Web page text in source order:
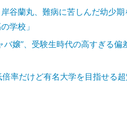
岸谷蘭丸、難病に苦しんだ幼少
学校」
バ嬢”、受験生時代の高すぎる
率だけど有名大学を目指せる